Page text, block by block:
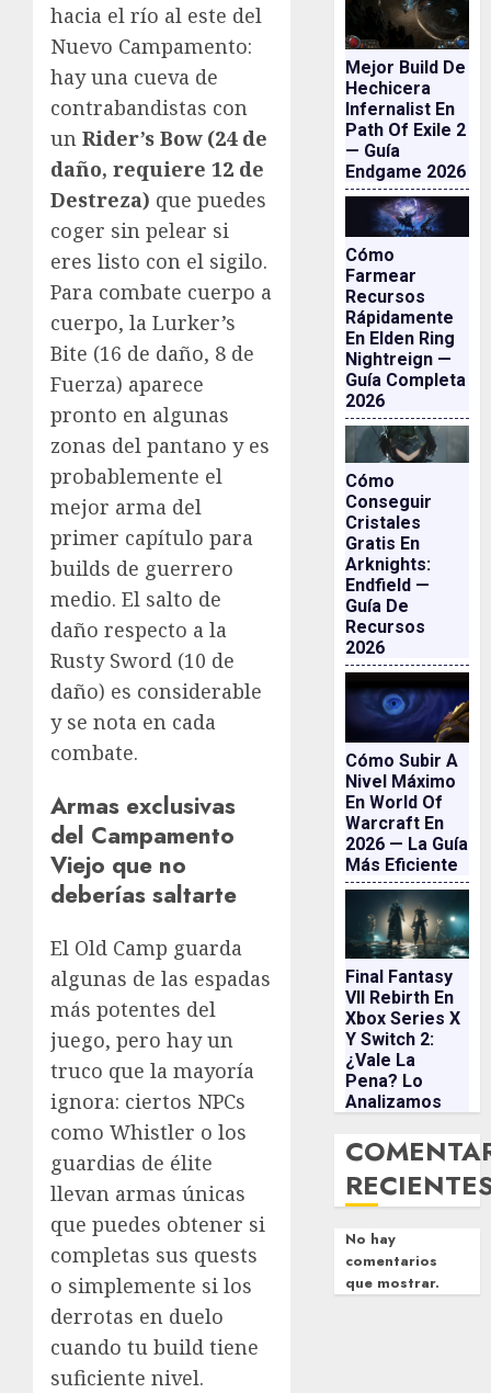
hacia el río al este del
Nuevo Campamento:
hay una cueva de
contrabandistas con
un Rider’s Bow (24 de
daño, requiere 12 de
Destreza) que puedes
coger sin pelear si
eres listo con el sigilo.
Para combate cuerpo a
cuerpo, la Lurker’s
Bite (16 de daño, 8 de
Fuerza) aparece
pronto en algunas
zonas del pantano y es
probablemente el
mejor arma del
primer capítulo para
builds de guerrero
medio. El salto de
daño respecto a la
Rusty Sword (10 de
daño) es considerable
y se nota en cada
combate.
Armas exclusivas
del Campamento
Viejo que no
deberías saltarte
El Old Camp guarda
algunas de las espadas
más potentes del
juego, pero hay un
truco que la mayoría
ignora: ciertos NPCs
como Whistler o los
guardias de élite
llevan armas únicas
que puedes obtener si
completas sus quests
o simplemente si los
derrotas en duelo
cuando tu build tiene
suficiente nivel.
Mejor Build De
Hechicera
Infernalist En
Path Of Exile 2
— Guía
Endgame 2026
Cómo
Farmear
Recursos
Rápidamente
En Elden Ring
Nightreign —
Guía Completa
2026
Cómo
Conseguir
Cristales
Gratis En
Arknights:
Endfield —
Guía De
Recursos
2026
Cómo Subir A
Nivel Máximo
En World Of
Warcraft En
2026 — La Guía
Más Eficiente
Final Fantasy
VII Rebirth En
Xbox Series X
Y Switch 2:
¿vale La
Pena? Lo
Analizamos
No hay
comentarios
que mostrar.